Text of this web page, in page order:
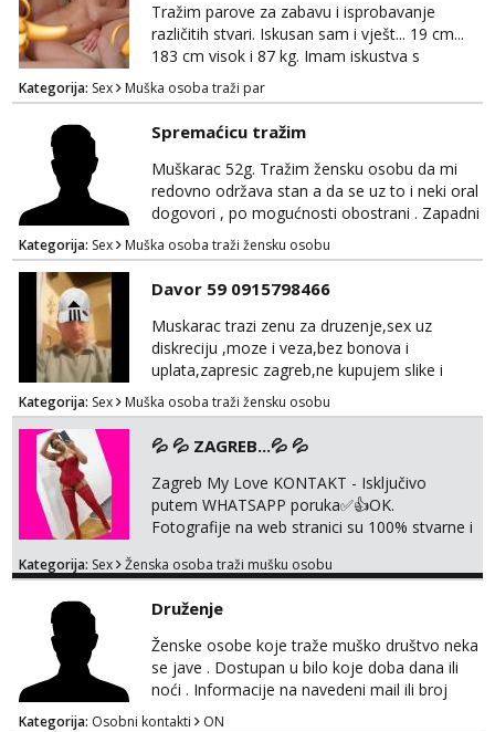
Tražim parove za zabavu i isprobavanje
različitih stvari. Iskusan sam i vješt... 19 cm...
183 cm visok i 87 kg. Imam iskustva s
parovima, potpuno sam zdrava i njegovana, a
privatnost je apsolutno najvažnija. Ozbiljni
parovi mogu me kontaktirati putem
WhatsAppa ili Vibera. Samo ozbiljni parovi
trebaju slati poruke ili zvati. Blokiram one koji
nisu ozbiljni.
Kategorija: Sex Muška osoba traži par
Spremaćicu tražim
Muškarac 52g. Tražim žensku osobu da mi
redovno održava stan a da se uz to i neki oral
dogovori , po mogućnosti obostrani . Zapadni
dio Zagreba .Javiti se prvo porukom na
WhatsApp 0958634499
Kategorija: Sex Muška osoba traži žensku osobu
Davor 59 0915798466
Muskarac trazi zenu za druzenje,sex uz
diskreciju ,moze i veza,bez bonova i
uplata,zapresic zagreb,ne kupujem slike i
videa
Kategorija: Sex Muška osoba traži žensku osobu
💦 💦 ZAGREB...💦 💦
Zagreb My Love KONTAKT - Isključivo
putem WHATSAPP poruka✅️👍OK.
Fotografije na web stranici su 100% stvarne i
dobrodošli! Ali informacije ću vam poslati
stanu; čista kupaonica i ručnici za vas prije ili
poslije masaže, nalazim se u centru grada. 🚫
NE POZIVI ,❌️ NE SEXCAM, ❌️NE
SEXCHATTING🚫...
Kategorija: Sex Ženska osoba traži mušku osobu
Druženje
Ženske osobe koje traže muško društvo neka
se jave . Dostupan u bilo koje doba dana ili
noći . Informacije na navedeni mail ili broj
mobitela.
Kategorija: Osobni kontakti ON